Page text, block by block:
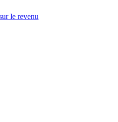
le revenu